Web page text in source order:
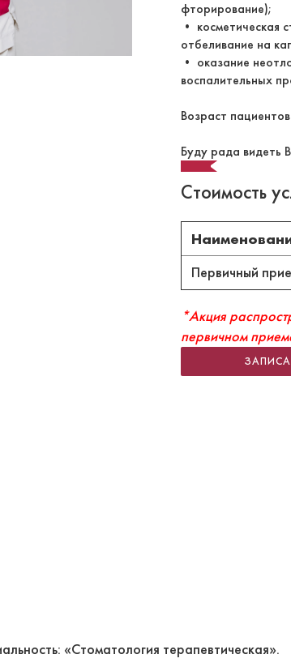
фторирование);
• косметическая
отбеливание на
• оказание
воспалительных
Возраст
Буду рада видеть
Стоимость
Первичный
*Акция
первичном
«Стоматология терапевтическая».